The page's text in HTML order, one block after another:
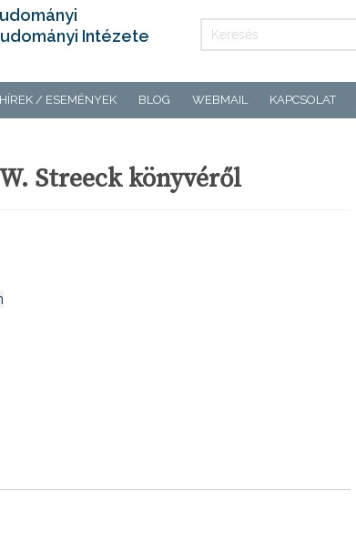
Intézete
HÍREK / ESEMÉNYEK BLOG WEBMAIL KAPCSOLAT
Streeck könyvéről